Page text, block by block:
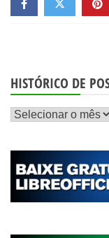
HISTÓRICO DE
Histórico
postagens